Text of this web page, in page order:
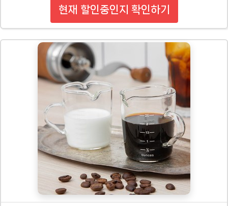
현재 할인중인지 확인하기